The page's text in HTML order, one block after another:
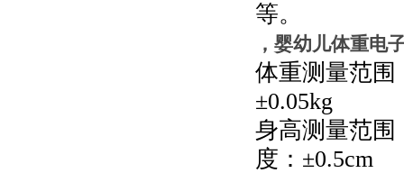
等。
，婴幼儿体重电
体重测量范围
±0.05kg
身高测量范围
度：±0.5cm